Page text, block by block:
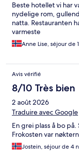
Beste hotellet vi har
nydelige rom,
natta. Restauranten
varmeste
Anne Lise, séjour de
Avis vérifié
8/10 Très bien
2 août 2026
Traduire avec Google
En grei plass å bo
Frokosten var
Jostein, séjour de 4